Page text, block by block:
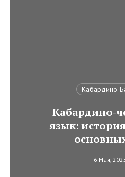
Кабардино-
Кабардино-
язык:
6 Мая,